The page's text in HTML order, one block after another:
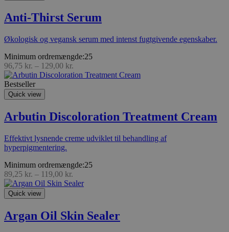
Anti-Thirst Serum
Økologisk og vegansk serum med intenst fugtgivende egenskaber.
Minimum ordremængde:25
96,75 kr. – 129,00 kr.
Bestseller
Quick view
Arbutin Discoloration Treatment Cream
Effektivt lysnende creme udviklet til behandling af
hyperpigmentering.
Minimum ordremængde:25
89,25 kr. – 119,00 kr.
Quick view
Argan Oil Skin Sealer